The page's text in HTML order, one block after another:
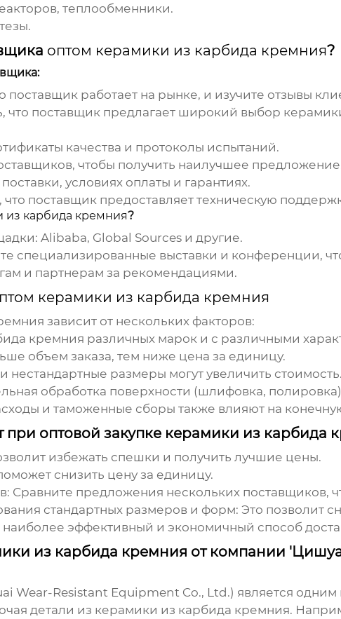
теплообменники.
оптом керамики из карбида кремния?
поставщик работает на рынке, и изучите отзывы
что поставщик предлагает широкий выбор
качества и протоколы испытаний.
чтобы получить наилучшее
условиях оплаты и гарантиях.
что поставщик предоставляет техническую
из карбида кремния?
Alibaba, Global Sources и другие.
специализированные выставки и конференции,
и партнерам за рекомендациями.
керамики из карбида кремния
зависит от нескольких факторов:
кремния различных марок и с различными
объем заказа, тем ниже цена за единицу.
размеры могут увеличить стоимость.
обработка поверхности (шлифовка,
и таможенные сборы также влияют на
при оптовой закупке керамики из карбида
избежать спешки и получить лучшие цены.
снизить цену за единицу.
Сравните предложения нескольких поставщиков,
стандартных размеров и форм: Это позволит
эффективный и экономичный способ
из карбида кремния от компании
Wear-Resistant Equipment Co., Ltd.) является
детали из керамики из карбида кремния.